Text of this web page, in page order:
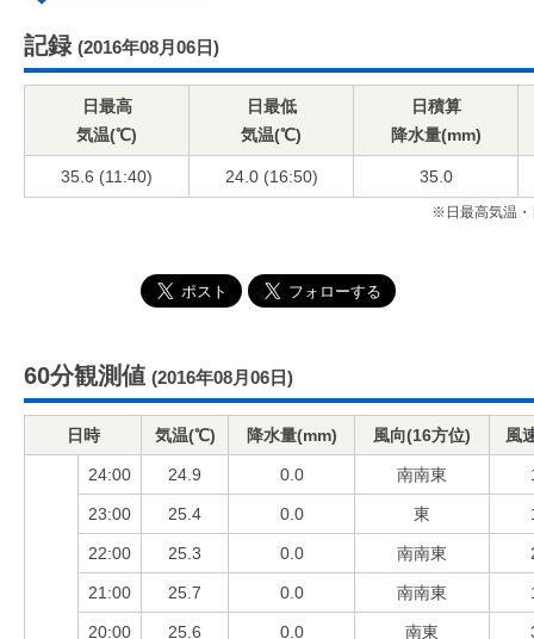
記録 (2016年08月06日)
日最高
気温(℃)
日最低
気温(℃)
日積算
降水量(mm)
35.6 (11:40) 24.0 (16:50) 35.0
※日最高気温・
60分観測値 (2016年08月06日)
日時 気温(℃) 降水量(mm) 風向(16方位) 風
24:00 24.9 0.0 南南東
23:00 25.4 0.0 東
22:00 25.3 0.0 南南東
21:00 25.7 0.0 南南東
20:00 25.6 0.0 南東